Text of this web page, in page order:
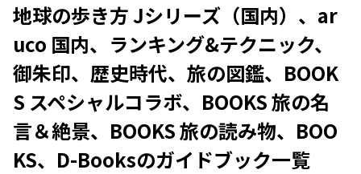
地球の歩き方 Jシリーズ（国内）、ar
uco 国内、ランキング&テクニック、
御朱印、歴史時代、旅の図鑑、BOOK
S スペシャルコラボ、BOOKS 旅の名
言＆絶景、BOOKS 旅の読み物、BOO
KS、D-Booksのガイドブック一覧